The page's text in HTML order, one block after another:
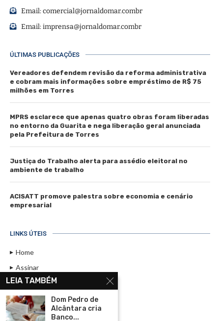
Email:comercial@jornaldomar.combr
Email:imprensa@jornaldomar.combr
ÚLTIMAS PUBLICAÇÕES
Vereadores defendem revisão da reforma administrativa
e cobram mais informações sobre empréstimo de R$ 75
milhões em Torres
MPRS esclarece que apenas quatro obras foram liberadas
no entorno da Guarita e nega liberação geral anunciada
pela Prefeitura de Torres
Justiça do Trabalho alerta para assédio eleitoral no
ambiente de trabalho
ACISATT promove palestra sobre economia e cenário
empresarial
LINKS ÚTEIS
Home
Assinar
Contato
Política de Privacidade
Rádio Maristela - Ao Vivo
LEIA TAMBÉM
Dom Pedro de
Alcântara cria
Banco...